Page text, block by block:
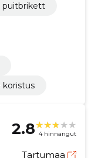
puitbrikett
koristus
2.8 4 hinnangut
Tartumaa